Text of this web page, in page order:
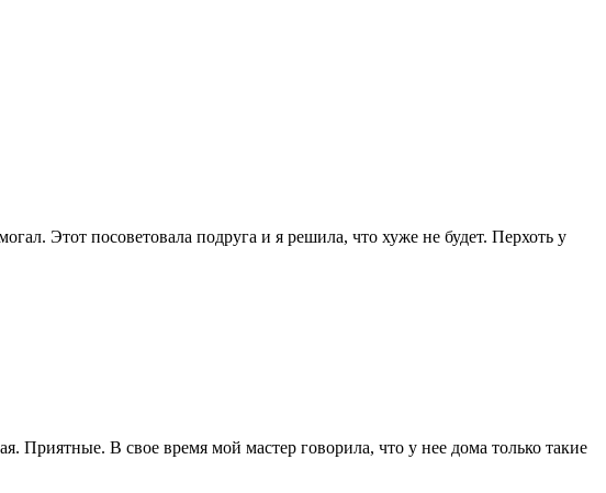
Этот посоветовала подруга и я решила, что хуже не будет. Перхоть у
В свое время мой мастер говорила, что у нее дома только такие